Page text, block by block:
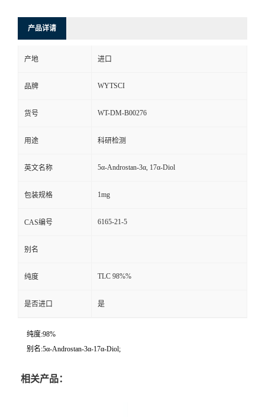
产品详请
产地 进口
品牌 WYTSCI
货号 WT-DM-B00276
用途 科研检测
英文名称 5α-Androstan-3α, 17α-Diol
包装规格 1mg
CAS编号 6165-21-5
别名
纯度 TLC 98%%
是否进口 是
纯度:98%
别名:5α-Androstan-3α-17α-Diol;
相关产品：